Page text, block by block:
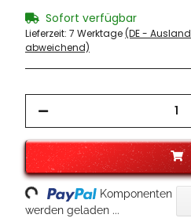
Sofort verfügbar
Lieferzeit: 7 Werktage(DE - Ausland
abweichend)
Komponenten
werden geladen ...